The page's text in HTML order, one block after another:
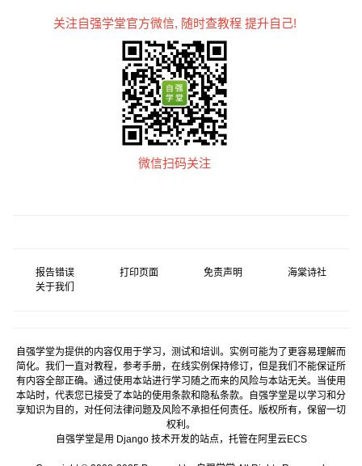
关注自强学堂官方微信, 随时查教程 提升自己!
微信扫码关注
报告错误 打印页面 免责声明
海棠诗社
关于我们
自强学堂为提供的内容仅用于学习，测试和培训。实例可能为了更容易理解而
简化。我们一直对教程，参考手册，在线实例保持修订，但是我们不能保证所
有内容全部正确。通过使用本站进行学习随之而来的风险与本站无关。当使用
本站时，代表您已接受了本站的使用条款和隐私条款。自强学堂是以学习和分
享知识为目的，对任何法律问题及风险不承担任何责任。版权所有，保留一切
权利。
自强学堂是用 Django技术开发的站点，托管在阿里云ECS